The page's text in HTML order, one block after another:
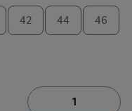
42 44 46